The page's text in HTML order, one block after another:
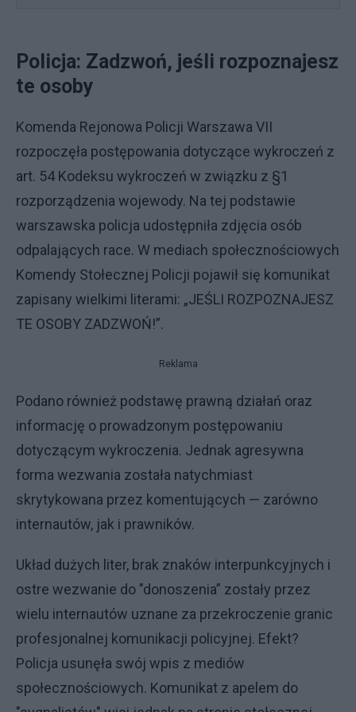
Policja: Zadzwoń, jeśli rozpoznajesz
te osoby
Komenda Rejonowa Policji Warszawa VII
rozpoczęła postępowania dotyczące wykroczeń z
art. 54 Kodeksu wykroczeń w związku z §1
rozporządzenia wojewody. Na tej podstawie
warszawska policja udostępniła zdjęcia osób
odpalających race. W mediach społecznościowych
Komendy Stołecznej Policji pojawił się komunikat
zapisany wielkimi literami: „JEŚLI ROZPOZNAJESZ
TE OSOBY ZADZWOŃ!”.
Reklama
Podano również podstawę prawną działań oraz
informację o prowadzonym postępowaniu
dotyczącym wykroczenia. Jednak agresywna
forma wezwania została natychmiast
skrytykowana przez komentujących — zarówno
internautów, jak i prawników.
Układ dużych liter, brak znaków interpunkcyjnych i
ostre wezwanie do "donoszenia” zostały przez
wielu internautów uznane za przekroczenie granic
profesjonalnej komunikacji policyjnej. Efekt?
Policja usunęła swój wpis z mediów
społecznościowych. Komunikat z apelem do